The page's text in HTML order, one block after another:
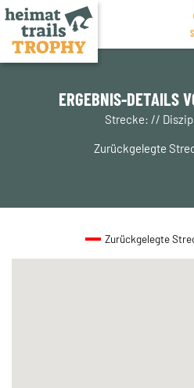
Zum
ERGEBNIS-DETAILS
Strecke: //
Zurückgelegte
Zurückgelegte